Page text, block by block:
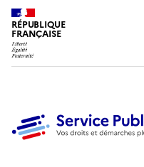
RÉPUBLIQUE
FRANÇAISE